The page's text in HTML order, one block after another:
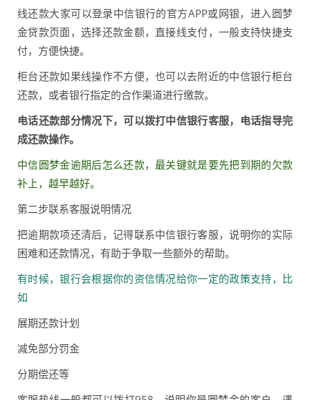
线还款大家可以登录中信银行的官方APP或网银，进入圆梦
金贷款页面，选择还款金额，直接线支付，一般支持快捷支
付，方便快捷。
柜台还款如果线操作不方便，也可以去附近的中信银行柜台
还款，或者银行指定的合作渠道进行缴款。
电话还款部分情况下，可以拨打中信银行客服，电话指导完
成还款操作。
中信圆梦金逾期后怎么还款，最关键就是要先把到期的欠款
补上，越早越好。
第二步联系客服说明情况
把逾期款项还清后，记得联系中信银行客服，说明你的实际
困难和还款情况，有助于争取一些额外的帮助。
有时候，银行会根据你的资信情况给你一定的政策支持，比
如
展期还款计划
减免部分罚金
分期偿还等